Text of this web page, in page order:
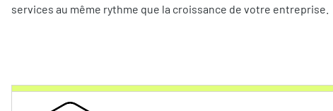
services au même rythme que la croissance de votre entreprise.